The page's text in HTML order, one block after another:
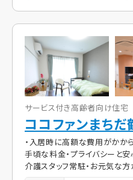
サービス付き高齢者向け住宅
ココファンまちだ
・入居時に高額な費用がかか
手頃な料金・プライバシーと安
介護スタッフ常駐・お元気な